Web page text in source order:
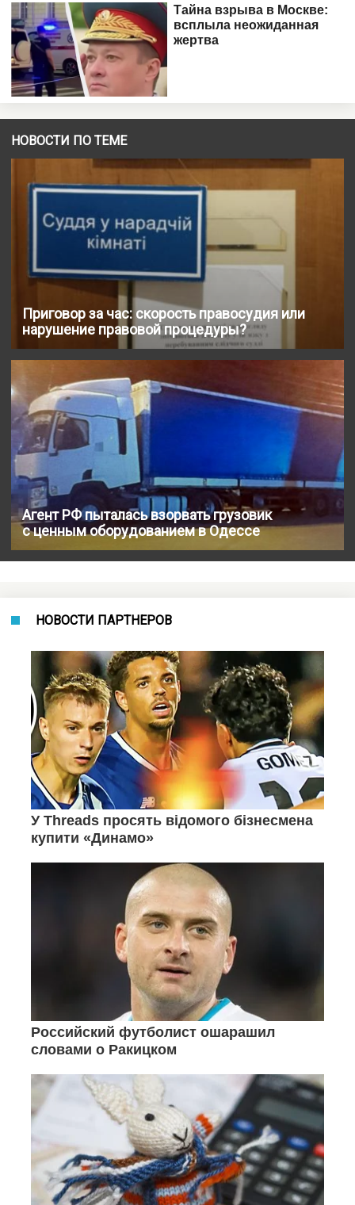
НОВОСТИ ПО ТЕМЕ
Приговор за час: скорость правосудия или
нарушение правовой процедуры?
Агент РФ пыталась взорвать грузовик
с ценным оборудованием в Одессе
НОВОСТИ ПАРТНЕРОВ